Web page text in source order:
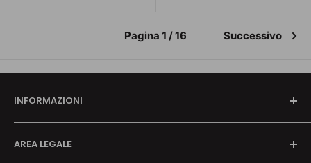
Pagina 1 / 16 Successivo
INFORMAZIONI
Richiedi preventivo
AREA LEGALE